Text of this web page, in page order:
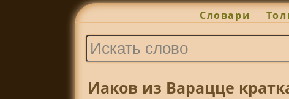
Словари
Иаков из Варацце